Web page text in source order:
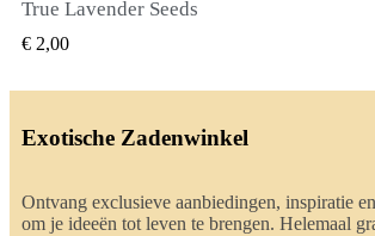
True Lavender Seeds
€ 2,00
Exotische Zadenwinkel
Ontvang exclusieve aanbiedingen, inspiratie
om je ideeën tot leven te brengen. Helemaal